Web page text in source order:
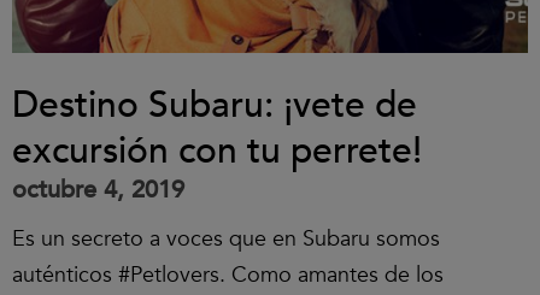
Destino Subaru: ¡vete de
excursión con tu perrete!
octubre 4, 2019
Es un secreto a voces que en Subaru somos
auténticos #Petlovers. Como amantes de los